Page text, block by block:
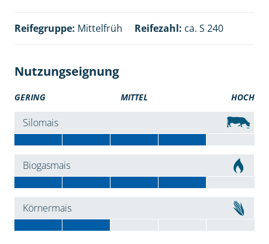
Reifegruppe: Mittelfrüh Reifezahl: ca. S 240
Nutzungseignung
GERING MITTEL HOCH
Silomais
Biogasmais
Körnermais